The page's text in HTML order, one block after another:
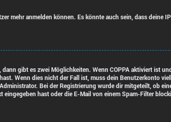
mehr anmelden können. Es könnte auch sein, dass deine
gibt es zwei Möglichkeiten. WennCOPPAaktiviert ist
Wenn dies nicht der Fall ist, muss dein Benutzerkonto
Bei der Registrierung wurde dir mitgeteilt, ob
hast oder die E-Mail von einem Spam-Filter